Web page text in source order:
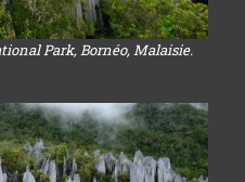
Park, Bornéo, Malaisie.